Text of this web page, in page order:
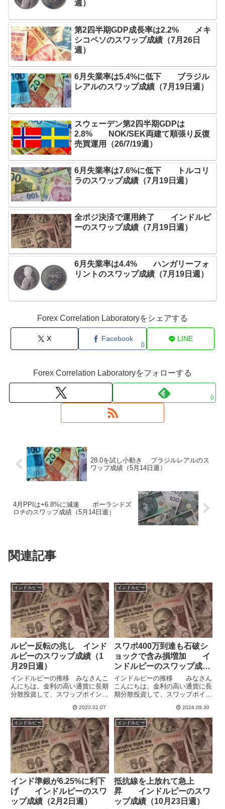
週）
第2四半期GDP成長率は2.2% メキ
シコペソのスワップ成績（7月26日
週）
6月失業率は5.4%に低下 ブラジル
レアルのスワップ成績（7月19日週）
スウェーデン第2四半期GDPは
2.8% NOK/SEK両建て順張り反復
売買運用（26/7/19週）
6月失業率は7.6%に低下 トルコリ
ラのスワップ成績（7月19日週）
全ポジ決済で運用終了 インドルピ
ーのスワップ成績（7月19日週）
6月失業率は4.4% ハンガリーフォ
リントのスワップ成績（7月19日週）
Forex Correlation Laboratoryをシェアする
X Facebook
0
LINE
Forex Correlation Laboratoryをフォローする
0
28.0を試し小動き ブラジルレアルのス
ワップ成績（5月14日週）
4月PPIは+6.8%に減速 ポーランドズ
ロチのスワップ成績（5月14日週）
関連記事
インドルピー
ルピー反転の兆し インド
ルピーのスワップ成績（1
月29日週）
インドルピーの推移 みなさんこ
んにちは。金利の高い通貨に長期
分散投資して、スワップポイント
す。米ドル・メキシコペソ・南ア
フリカランド・トルコリラ・ブラ
ジルレアル・インドルピー・ポー
ランドズロチ・チェココルナ・ハ
ン...
2023.02.07
インドルピー
スワポ400万到達も石破シ
ョックで含み損増加 イ
ンドルピーのスワップ成績
（9月22日週）
インドルピーの推移 みなさん
こんにちは。金利の高い通貨に長
期分散投資して、スワップポイン
す。自身の記録としてブログで毎
週運用の報告をしています。イン
ドルピーはドルに緩くペッグして
いて、両通貨はとても似た動き
を...
2024.09.30
インドルピー
インド準銀が6.25%に利下
げ インドルピーのスワ
ップ成績（2月2日週）
インドルピー
抵抗線を上放れて急上
昇 インドルピーのスワ
ップ成績（10月23日週）